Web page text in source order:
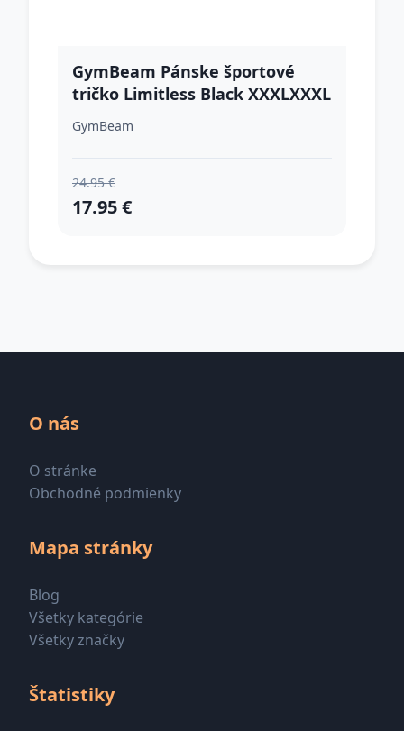
GymBeam Pánske športové
tričko Limitless Black XXXLXXXL
GymBeam
24.95 €
17.95 €
O nás
O stránke
Obchodné podmienky
Mapa stránky
Blog
Všetky kategórie
Všetky značky
Štatistiky